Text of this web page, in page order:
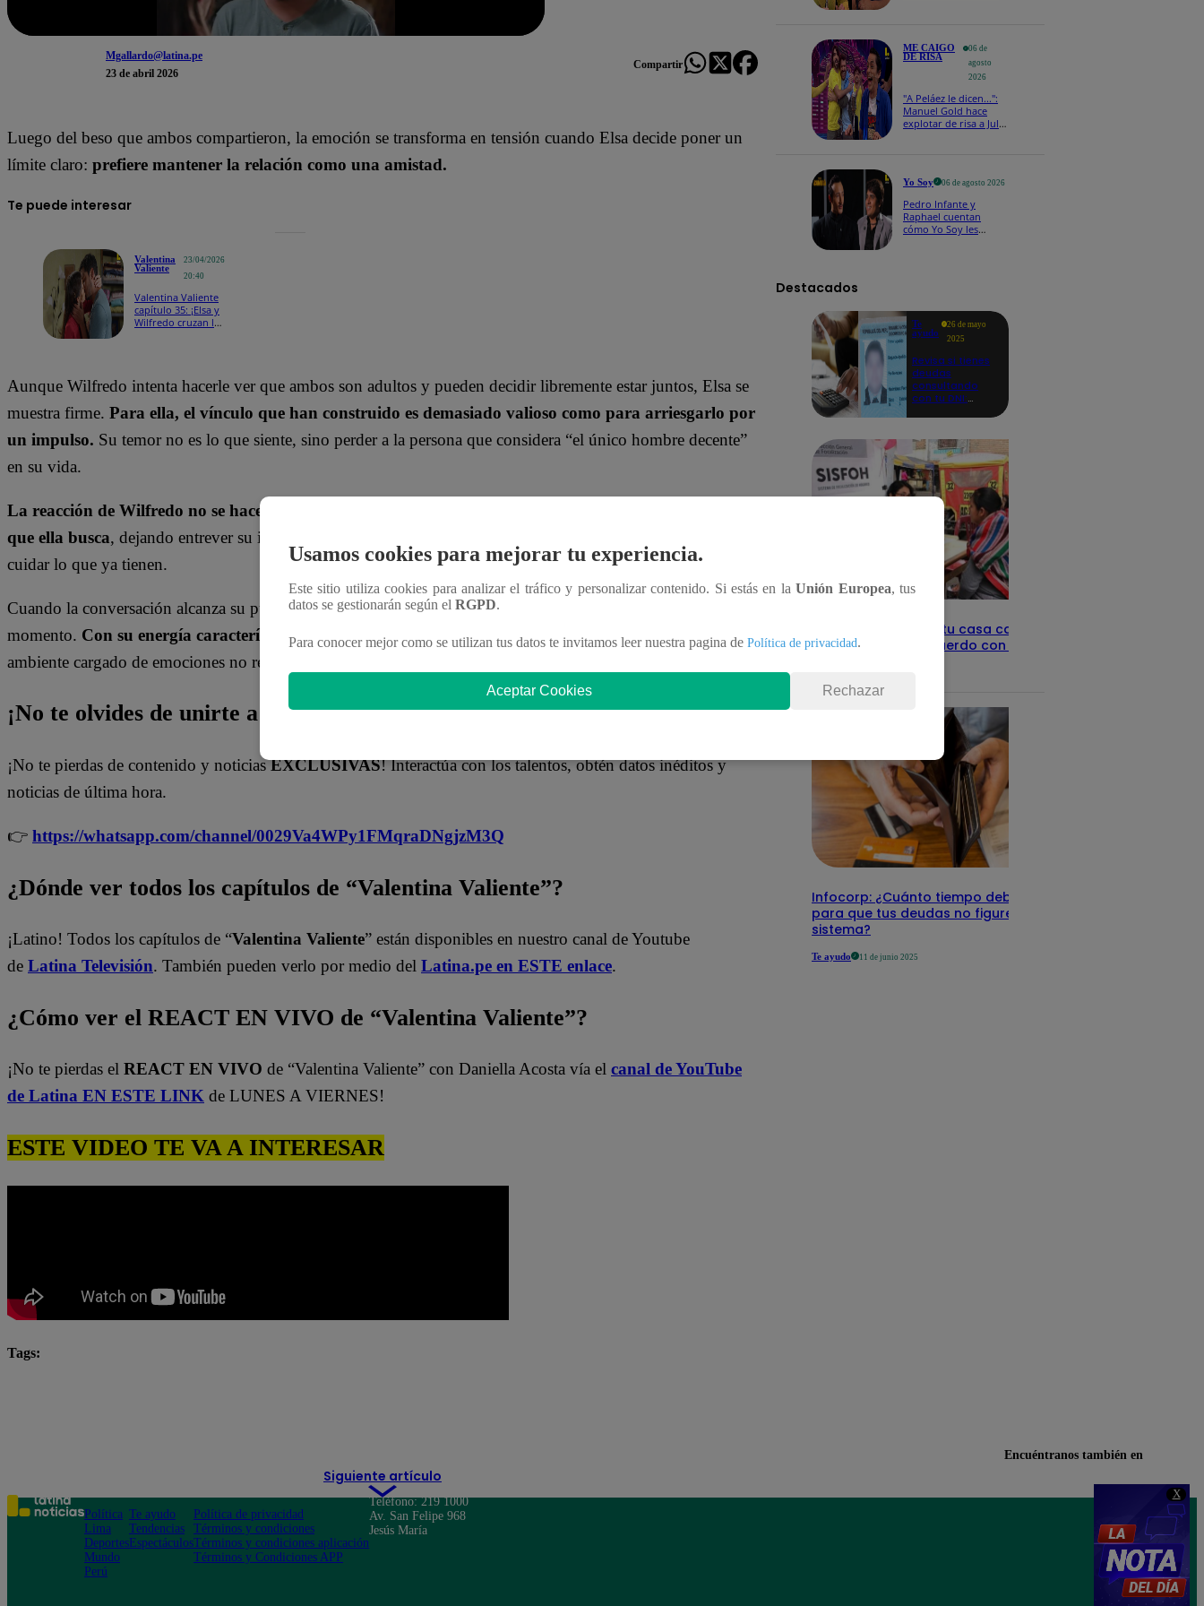
X
Mgallardo@latina.pe
23 de abril 2026
Compartir
Luego del beso que ambos compartieron, la emoción se transforma en tensión cuando Elsa decide poner un
límite claro: prefiere mantener la relación como una amistad.
Te puede interesar
Valentina
Valiente
23/04/2026
20:40
Valentina Valiente
capítulo 35: ¡Elsa y
Wilfredo cruzan la
Aunque Wilfredo intenta hacerle ver que ambos son adultos y pueden decidir libremente estar juntos, Elsa se
muestra firme. Para ella, el vínculo que han construido es demasiado valioso como para arriesgarlo por
un impulso. Su temor no es lo que siente, sino perder a la persona que considera “el único hombre decente”
en su vida.
La reacción de Wilfredo no se hace esperar. Herido y confundido, cuestiona si no es el tipo de hombre
que ella busca, dejando entrever su inseguridad. Sin embargo, Elsa insiste en que no se trata de eso, sino de
cuidar lo que ya tienen.
Cuando la conversación alcanza su punto más confuso, la llegada inesperada de Jenny interrumpe el
momento. Con su energía característica, irrumpe en la escena
, dejando la conversación inconclusa y el
ambiente cargado de emociones no resueltas.
¡No te olvides de unirte a nuestro canal oficial!
¡No te pierdas de contenido y noticiasEXCLUSIVAS! Interactúa con los talentos, obtén datos inéditos y
noticias de última hora.
👉 https://whatsapp.com/channel/0029Va4WPy1FMqraDNgjzM3Q
¿Dónde ver todos los capítulos de “Valentina Valiente”?
¡Latino! Todos los capítulos de “Valentina Valiente” están disponibles en nuestro canal de Youtube
de Latina Televisión. También pueden verlo por medio del Latina.pe en ESTE enlace.
¿Cómo ver el REACT EN VIVO de “Valentina Valiente”?
¡No te pierdas el REACT EN VIVO de “Valentina Valiente” con Daniella Acosta vía el canal de YouTube
de Latina EN ESTE LINK de LUNES A VIERNES!
ESTE VIDEO TE VA A INTERESAR
Tags:
Siguiente artículo
ME CAIGO
DE RISA
06 de
agosto
2026
"A Peláez le dicen...":
Manuel Gold hace
explotar de risa a Julio
Yo Soy 06 de agosto 2026
Pedro Infante y
Raphael cuentan
cómo Yo Soy les
Destacados
Te
ayudo
26 de mayo
2025
Revisa si tienes
deudas
consultando
con tu DNI:
Revisa con tu DNI si tu casa califica
como pobre, de acuerdo con el Sisfoh
Infocorp: ¿Cuánto tiempo debe pasar
para que tus deudas no figuren en su
sistema?
Te ayudo 11 de junio 2025
Usamos cookies para mejorar tu experiencia.
Este sitio utiliza cookies para analizar el tráfico y personalizar contenido. Si estás en laUnión Europea, tus
datos se gestionarán según el RGPD.
Para conocer mejor como se utilizan tus datos te invitamos leer nuestra pagina de Política de privacidad.
Aceptar Cookies Rechazar
Encuéntranos también en
Política
Lima
Deportes
Mundo
Perú
Te ayudo
Tendencias
Espectáculos
Política de privacidad
Términos y condiciones
Términos y condiciones aplicación
Términos y Condiciones APP
Teléfono: 219 1000
Av. San Felipe 968
Jesús María